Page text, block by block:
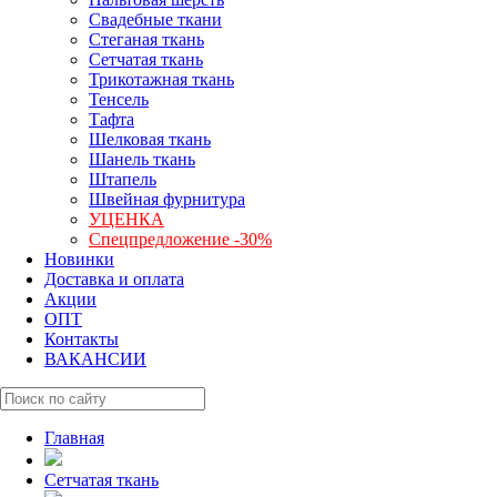
Свадебные ткани
Стеганая ткань
Сетчатая ткань
Трикотажная ткань
Тенсель
Тафта
Шелковая ткань
Шанель ткань
Штапель
Швейная фурнитура
УЦЕНКА
Спецпредложение -30%
Новинки
Доставка и оплата
Акции
ОПТ
Контакты
ВАКАНСИИ
Главная
Сетчатая ткань